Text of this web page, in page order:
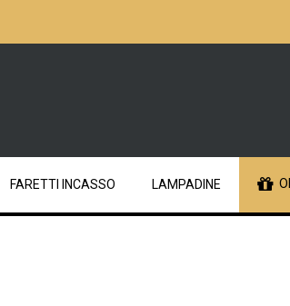
FARETTI INCASSO LAMPADINE